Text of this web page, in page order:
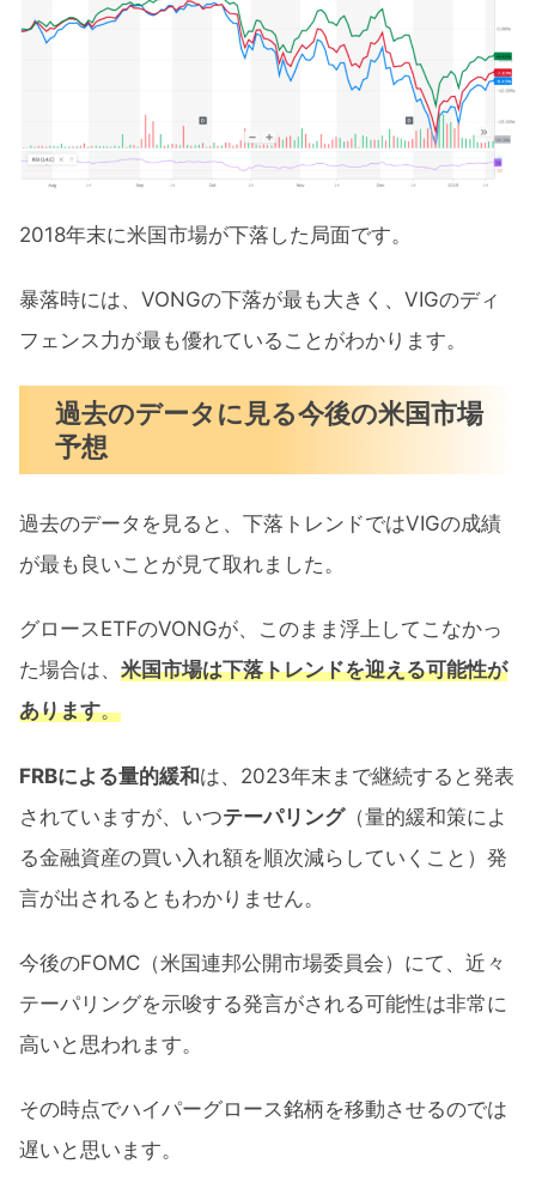
2018年末に米国市場が下落した局面です。
暴落時には、VONGの下落が最も大きく、VIGのディ
フェンス力が最も優れていることがわかります。
過去のデータに見る今後の米国市場
予想
過去のデータを見ると、下落トレンドではVIGの成績
が最も良いことが見て取れました。
グロースETFのVONGが、このまま浮上してこなかっ
た場合は、 米国市場は下落トレンドを迎える可能性が
あります。
FRBによる量的緩和は、2023年末まで継続すると発表
されていますが、いつテーパリング（量的緩和策によ
る金融資産の買い入れ額を順次減らしていくこと）発
言が出されるともわかりません。
今後のFOMC（米国連邦公開市場委員会）にて、近々
テーパリングを示唆する発言がされる可能性は非常に
高いと思われます。
その時点でハイパーグロース銘柄を移動させるのでは
遅いと思います。